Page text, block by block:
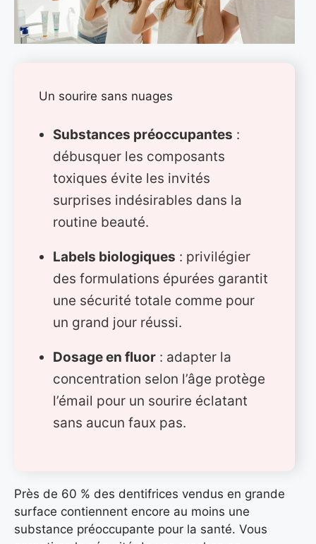
Un sourire sans nuages
Substances préoccupantes :
débusquer les composants
toxiques évite les invités
surprises indésirables dans la
routine beauté.
Labels biologiques : privilégier
des formulations épurées garantit
une sécurité totale comme pour
un grand jour réussi.
Dosage en fluor : adapter la
concentration selon l’âge protège
l’émail pour un sourire éclatant
sans aucun faux pas.
Près de 60 % des dentifrices vendus en grande
surface contiennent encore au moins une
substance préoccupante pour la santé. Vous